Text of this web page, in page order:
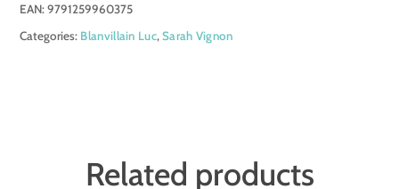
a
essere
EAN:9791259960375
Categories: Blanvillain Luc,Sarah Vignon
Related products